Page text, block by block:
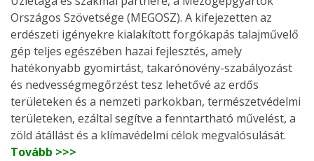
Országos Szövetsége (MEGOSZ). A kifejezetten az
erdészeti igényekre kialakított forgókapás talajművelő
gép teljes egészében hazai fejlesztés, amely
hatékonyabb gyomirtást, takarónövény-szabályozást
és nedvességmegőrzést tesz lehetővé az erdős
területeken és a nemzeti parkokban, természetvédelmi
területeken, ezáltal segítve a fenntartható művelést, a
zöld átállást és a klímavédelmi célok megvalósulását.
Tovább >>>